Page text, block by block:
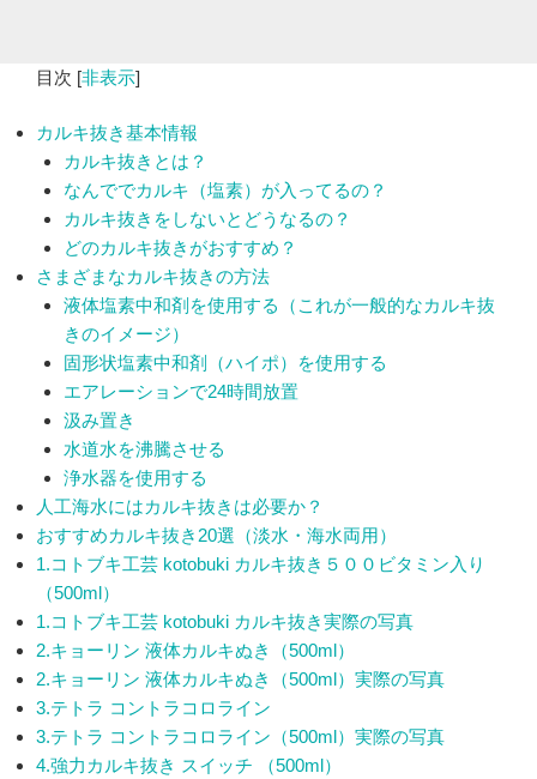
目次 [非表示]
カルキ抜き基本情報
カルキ抜きとは？
なんででカルキ（塩素）が入ってるの？
カルキ抜きをしないとどうなるの？
どのカルキ抜きがおすすめ？
さまざまなカルキ抜きの方法
液体塩素中和剤を使用する（これが一般的なカルキ抜
きのイメージ）
固形状塩素中和剤（ハイポ）を使用する
エアレーションで24時間放置
汲み置き
水道水を沸騰させる
浄水器を使用する
人工海水にはカルキ抜きは必要か？
おすすめカルキ抜き20選（淡水・海水両用）
1.コトブキ工芸 kotobuki カルキ抜き５００ビタミン入り
（500ml）
1.コトブキ工芸 kotobuki カルキ抜き実際の写真
2.キョーリン 液体カルキぬき（500ml）
2.キョーリン 液体カルキぬき（500ml）実際の写真
3.テトラ コントラコロライン
3.テトラ コントラコロライン（500ml）実際の写真
4.強力カルキ抜き スイッチ （500ml）